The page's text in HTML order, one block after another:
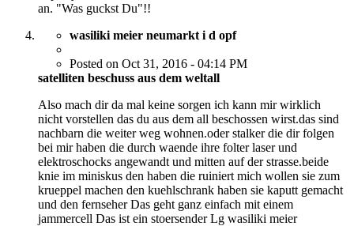
an. "Was guckst Du"!!
wasiliki meier neumarkt i d opf
Posted on Oct 31, 2016 - 04:14 PM
satelliten beschuss aus dem weltall
Also mach dir da mal keine sorgen ich kann mir wirklich
nicht vorstellen das du aus dem all beschossen wirst.das sind
nachbarn die weiter weg wohnen.oder stalker die dir folgen
bei mir haben die durch waende ihre folter laser und
elektroschocks angewandt und mitten auf der strasse.beide
knie im miniskus den haben die ruiniert mich wollen sie zum
krueppel machen den kuehlschrank haben sie kaputt gemacht
und den fernseher Das geht ganz einfach mit einem
jammercell Das ist ein stoersender Lg wasiliki meier